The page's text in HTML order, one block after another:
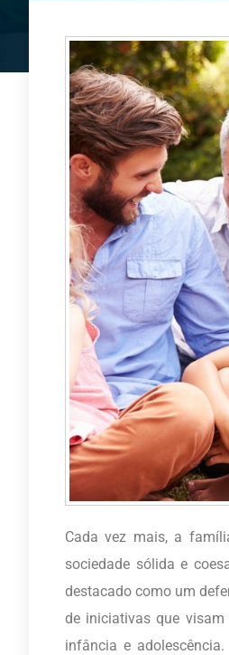
Cada vez mais, a
sociedade sólida e
destacado como um
de iniciativas que
infância e